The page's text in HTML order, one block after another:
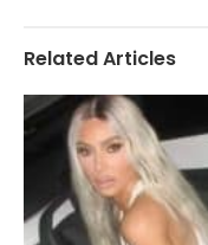
Related Articles